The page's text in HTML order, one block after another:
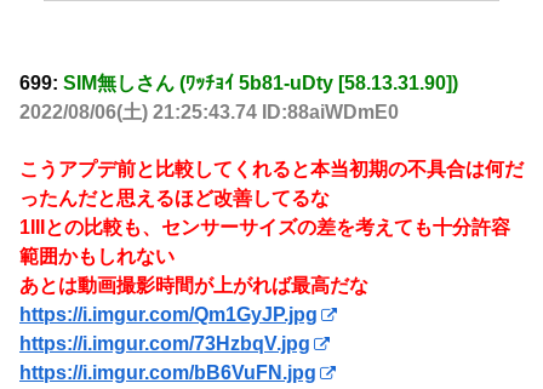
699: SIM無しさん (ﾜｯﾁｮｲ 5b81-uDty [58.13.31.90])
2022/08/06(土) 21:25:43.74 ID:88aiWDmE0
こうアプデ前と比較してくれると本当初期の不具合は何だ
ったんだと思えるほど改善してるな
1IIIとの比較も、センサーサイズの差を考えても十分許容
範囲かもしれない
あとは動画撮影時間が上がれば最高だな
https://i.imgur.com/Qm1GyJP.jpg
https://i.imgur.com/73HzbqV.jpg
https://i.imgur.com/bB6VuFN.jpg